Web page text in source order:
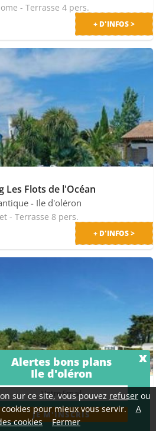
- Terrasse 4 pers.
+ D'INFOS >
Les Flots de l'Océan
- Ile d'oléron
- Terrasse 8 pers.
+ D'INFOS >
Les Grosses Pierres
- Ile d'oléron
- PMR - Terrasse 6 pers.
Alertes bons plans
Ile d'oléron
x
sur ce site, vous pouvez refuser ou
pour mieux vous servir.
A
cookies
Fermer